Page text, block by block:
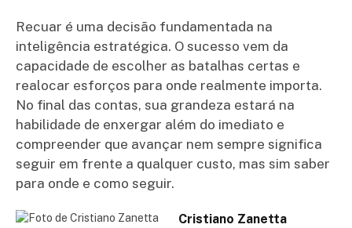
Recuar é uma decisão fundamentada na
inteligência estratégica. O sucesso vem da
capacidade de escolher as batalhas certas e
realocar esforços para onde realmente importa.
No final das contas, sua grandeza estará na
habilidade de enxergar além do imediato e
compreender que avançar nem sempre significa
seguir em frente a qualquer custo, mas sim saber
para onde e como seguir.
Cristiano Zanetta